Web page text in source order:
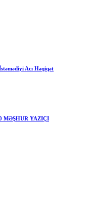
Acı Həqiqət
MƏŞHUR YAZIÇI